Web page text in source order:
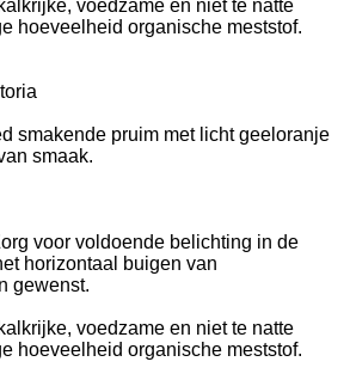
voedzame en niet te natte
hoeveelheid organische meststof.
smakende pruim met licht geeloranje
smaak.
voor voldoende belichting in de
horizontaal buigen van
gewenst.
voedzame en niet te natte
hoeveelheid organische meststof.